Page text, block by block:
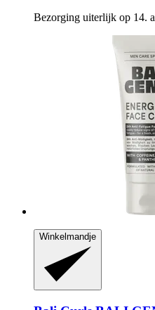
Bezorging uiterlijk op 14.
Winkelmandje